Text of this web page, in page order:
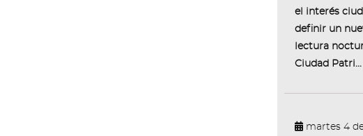
el interés
definir un
lectura
Ciudad Patri...
martes 4